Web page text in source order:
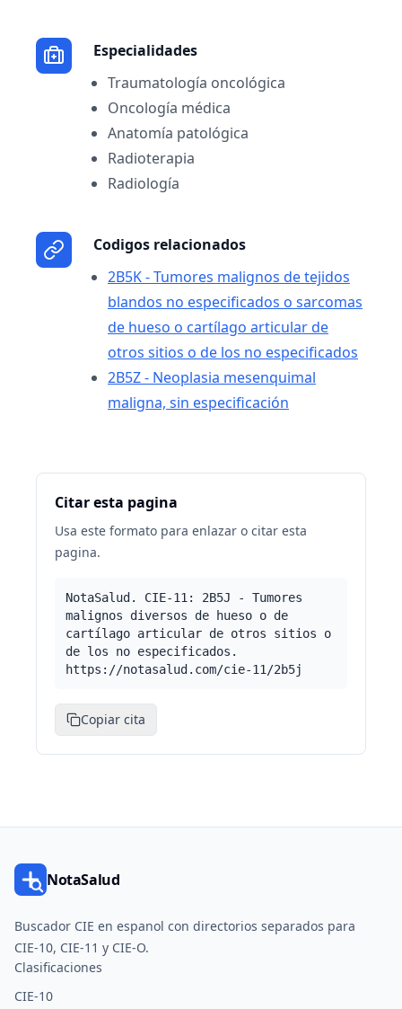
Especialidades
Traumatología oncológica
Oncología médica
Anatomía patológica
Radioterapia
Radiología
Codigos relacionados
2B5K - Tumores malignos de tejidos
blandos no especificados o sarcomas
de hueso o cartílago articular de
otros sitios o de los no especificados
2B5Z - Neoplasia mesenquimal
maligna, sin especificación
Citar esta pagina
Usa este formato para enlazar o citar esta
pagina.
NotaSalud. CIE-11: 2B5J - Tumores
malignos diversos de hueso o de
cartílago articular de otros sitios o
de los no especificados.
https://notasalud.com/cie-11/2b5j
Copiar cita
NotaSalud
Buscador CIE en espanol con directorios separados para
CIE-10, CIE-11 y CIE-O.
Clasificaciones
CIE-10